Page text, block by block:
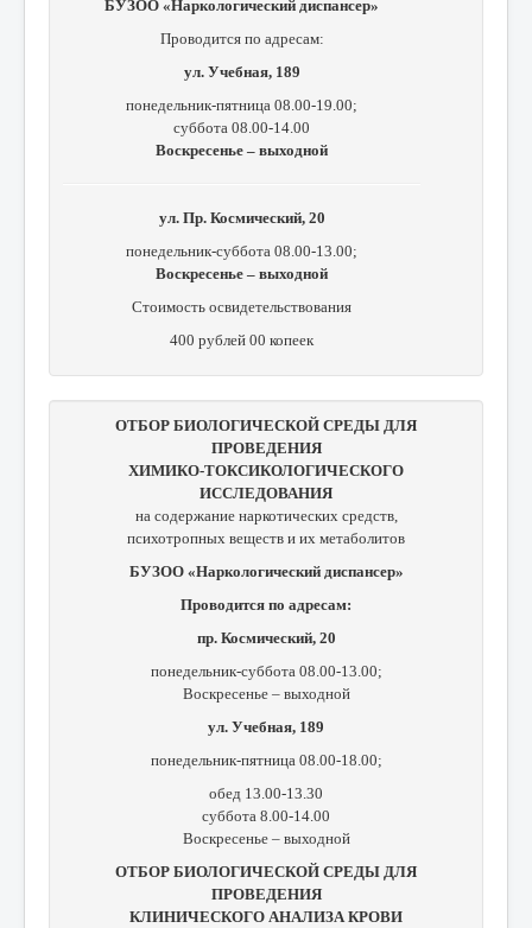
БУЗОО «Наркологический диспансер»
Проводится по адресам:
ул. Учебная, 189
понедельник-пятница 08.00-19.00;
суббота 08.00-14.00
Воскресенье – выходной
ул. Пр. Космический, 20
понедельник-суббота 08.00-13.00;
Воскресенье – выходной
Стоимость освидетельствования
400 рублей 00 копеек
ОТБОР БИОЛОГИЧЕСКОЙ СРЕДЫ ДЛЯ
ПРОВЕДЕНИЯ
ХИМИКО-ТОКСИКОЛОГИЧЕСКОГО
ИССЛЕДОВАНИЯ
на содержание наркотических средств,
психотропных веществ и их метаболитов
БУЗОО «Наркологический диспансер»
Проводится по адресам:
пр. Космический, 20
понедельник-суббота 08.00-13.00;
Воскресенье – выходной
ул. Учебная, 189
понедельник-пятница 08.00-18.00;
обед 13.00-13.30
суббота 8.00-14.00
Воскресенье – выходной
ОТБОР БИОЛОГИЧЕСКОЙ СРЕДЫ ДЛЯ
ПРОВЕДЕНИЯ
КЛИНИЧЕСКОГО АНАЛИЗА КРОВИ